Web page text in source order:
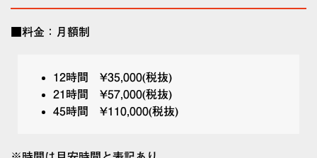
■料金：月額制
12時間 ¥35,000(税抜)
21時間 ¥57,000(税抜)
45時間 ¥110,000(税抜)